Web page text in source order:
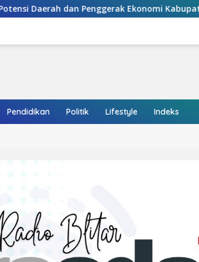
Ekonomi Kabupaten Blitar
Pendidikan Politik Lifestyle Indeks